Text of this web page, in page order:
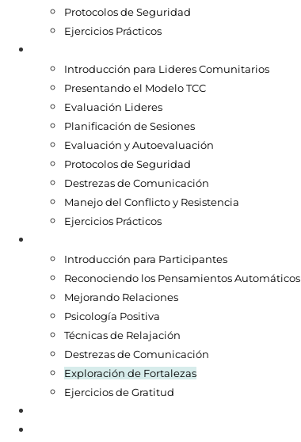
Protocolos de Seguridad
Ejercicios Prácticos
Introducción para Lideres Comunitarios
Presentando el Modelo TCC
Evaluación Lideres
Planificación de Sesiones
Evaluación y Autoevaluación
Protocolos de Seguridad
Destrezas de Comunicación
Manejo del Conflicto y Resistencia
Ejercicios Prácticos
Introducción para Participantes
Reconociendo los Pensamientos Automáticos
Mejorando Relaciones
Psicología Positiva
Técnicas de Relajación
Destrezas de Comunicación
Exploración de Fortalezas
Ejercicios de Gratitud